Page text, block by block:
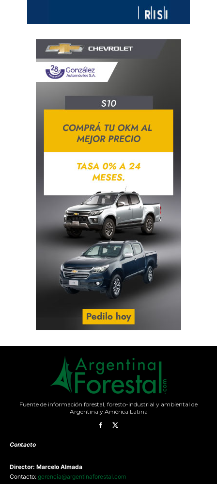
Fuente de información forestal, foresto-industrial y ambiental de
Argentina y América Latina
Contacto
Director: Marcelo Almada
Contacto: gerencia@argentinaforestal.com